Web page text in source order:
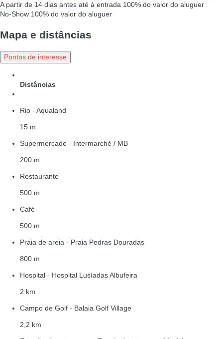
A partir de 14 dias antes até à entrada 100% do valor do aluguer
No-Show 100% do valor do aluguer
Mapa e distâncias
Pontos de interesse
Distâncias
Rio - Aqualand
15 m
Supermercado - Intermarché / MB
200 m
Restaurante
500 m
Café
500 m
Praia de areia - Praia Pedras Douradas
800 m
Hospital - Hospital Lusíadas Albufeira
2 km
Campo de Golf - Balaia Golf Village
2,2 km